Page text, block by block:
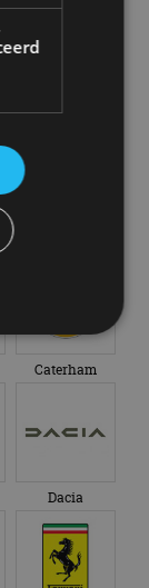
Alpine
Caterham
Dacia
de
Vervaldatum